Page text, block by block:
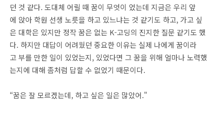
던 것 같다. 도대체 어릴 때 꿈이 무엇이 었는데 지금은 우리 앞
에 앉아 학원 선생 노릇을 하고 있느냐는 것 같기도 하고, 가고 싶
은 대학은 있지만 정작 꿈은 없는 K-고딩의 진지한 질문 같기도 했
다. 하지만 대답이 어려웠던 중요한 이유는 실제 나에게 꿈이라
고 부를 만한 일이 있었는지, 있었다면 그 꿈을 위해 얼마나 노력했
는지에 대해 좀처럼 답할 수 없었기 때문이다.
“꿈은 잘 모르겠는데, 하고 싶은 일은 많았어."